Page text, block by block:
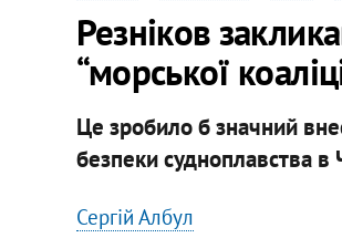
Резніков
“морської
Це зробило б значний
безпеки судноплавства
Сергій Албул